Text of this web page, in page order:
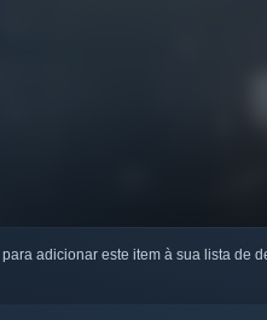
para adicionar este item à sua lista de